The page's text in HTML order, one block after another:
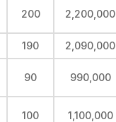
200 2,200,000
190 2,090,000
90 990,000
100 1,100,000